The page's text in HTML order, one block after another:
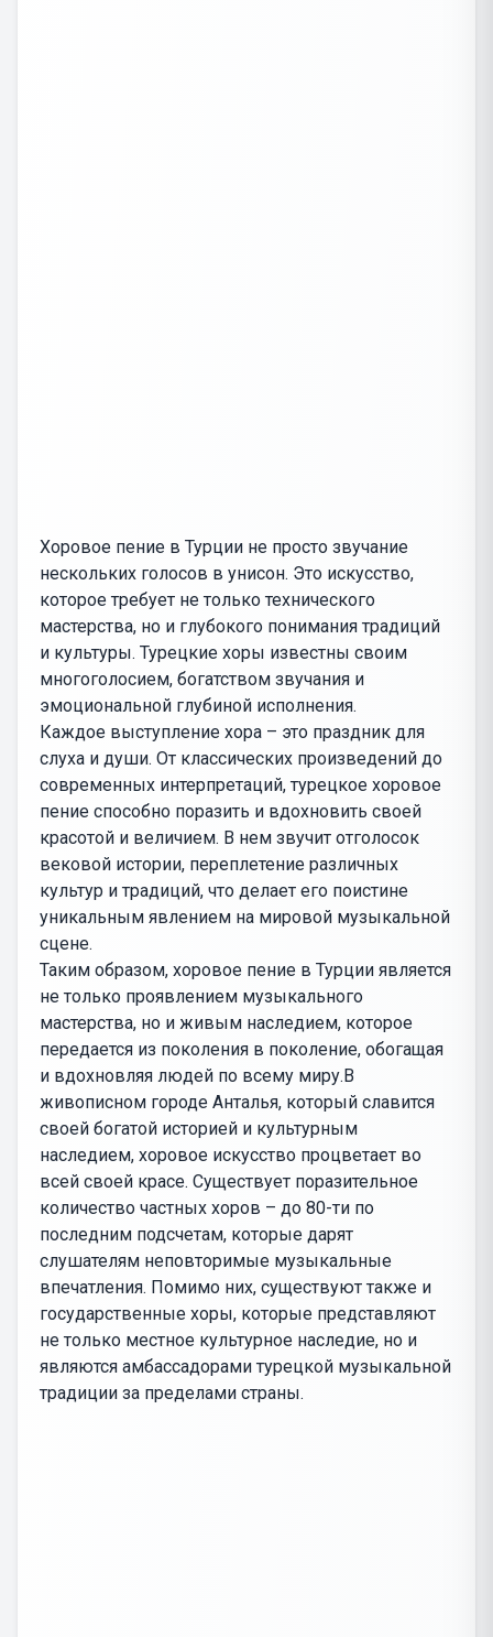
Хоровое пение в Турции не просто звучание
нескольких голосов в унисон. Это искусство,
которое требует не только технического
мастерства, но и глубокого понимания традиций
и культуры. Турецкие хоры известны своим
многоголосием, богатством звучания и
эмоциональной глубиной исполнения.
Каждое выступление хора – это праздник для
слуха и души. От классических произведений до
современных интерпретаций, турецкое хоровое
пение способно поразить и вдохновить своей
красотой и величием. В нем звучит отголосок
вековой истории, переплетение различных
культур и традиций, что делает его поистине
уникальным явлением на мировой музыкальной
сцене.
Таким образом, хоровое пение в Турции является
не только проявлением музыкального
мастерства, но и живым наследием, которое
передается из поколения в поколение, обогащая
и вдохновляя людей по всему миру.В
живописном городе Анталья, который славится
своей богатой историей и культурным
наследием, хоровое искусство процветает во
всей своей красе. Существует поразительное
количество частных хоров – до 80-ти по
последним подсчетам, которые дарят
слушателям неповторимые музыкальные
впечатления. Помимо них, существуют также и
государственные хоры, которые представляют
не только местное культурное наследие, но и
являются амбассадорами турецкой музыкальной
традиции за пределами страны.